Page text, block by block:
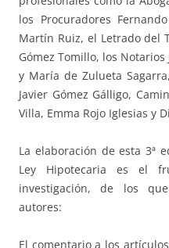
los Procuradores
Martín Ruiz, el Letrado del
Gómez Tomillo, los
y María de Zulueta
Javier Gómez Gálligo,
Villa, Emma Rojo Iglesias y
La elaboración de esta 3ª
Ley Hipotecaria es el
investigación, de los
autores:
El comentario a los